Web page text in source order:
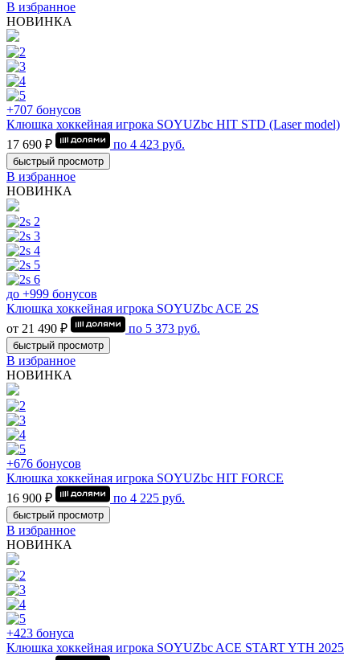
В избранное
НОВИНКА
+707 бонусов
Клюшка хоккейная игрока SOYUZbc HIT STD (Laser model)
17 690 ₽
по 4 423 руб.
быстрый просмотр
В избранное
НОВИНКА
до +999 бонусов
Клюшка хоккейная игрока SOYUZbc ACE 2S
от 21 490 ₽
по 5 373 руб.
быстрый просмотр
В избранное
НОВИНКА
+676 бонусов
Клюшка хоккейная игрока SOYUZbc HIT FORCE
16 900 ₽
по 4 225 руб.
быстрый просмотр
В избранное
НОВИНКА
+423 бонуса
Клюшка хоккейная игрока SOYUZbc ACE START YTH 2025